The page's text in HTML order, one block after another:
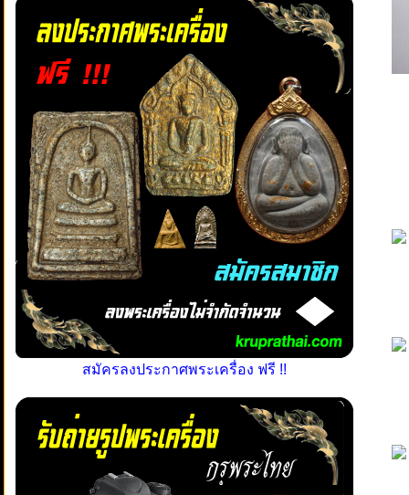
สมัครลงประกาศพระเครื่อง ฟรี !!